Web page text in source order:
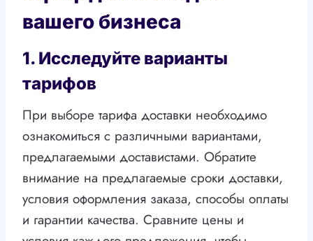
вашего бизнеса
1. Исследуйте варианты
тарифов
При выборе тарифа доставки необходимо
ознакомиться с различными вариантами,
предлагаемыми доставистами. Обратите
внимание на предлагаемые сроки доставки,
условия оформления заказа, способы оплаты
и гарантии качества. Сравните цены и